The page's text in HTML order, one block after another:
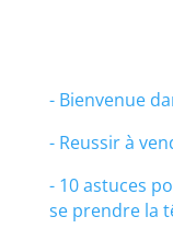
- Bienvenue
- Reussir à
- 10 astuces
se prendre la